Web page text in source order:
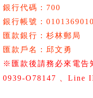
銀行代碼：700
銀行帳號：
匯款銀行：杉林郵局
匯款戶名：邱文勇
※匯款後請務必來電告
0939-O78147
、Line